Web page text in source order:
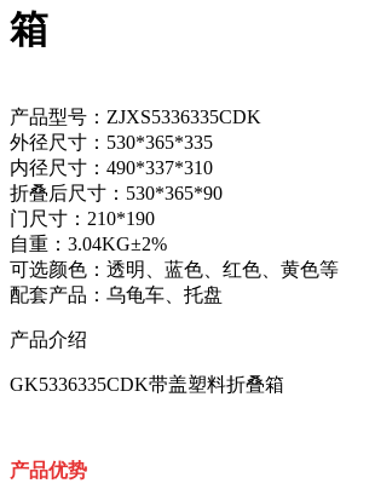
箱
产品型号：ZJXS5336335CDK
外径尺寸：530*365*335
内径尺寸：490*337*310
折叠后尺寸：530*365*90
门尺寸：210*190
自重：3.04KG±2%
可选颜色：透明、蓝色、红色、黄色等
配套产品：乌龟车、托盘
产品介绍
GK5336335CDK带盖塑料折叠箱
产品优势